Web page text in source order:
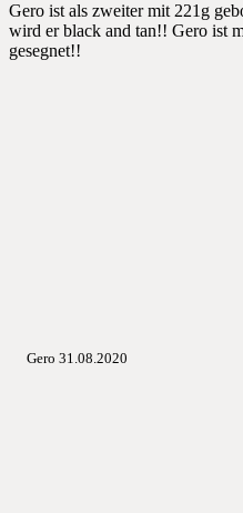
Gero ist als zweiter mit 221g
wird er black and tan!! Gero ist
gesegnet!!
Gero 31.08.2020